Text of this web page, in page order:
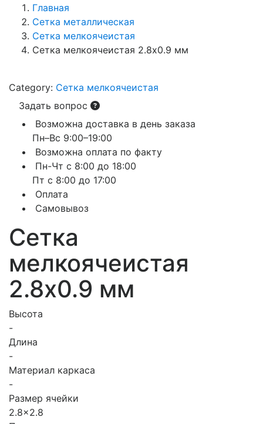
Главная
Сетка металлическая
Сетка мелкоячеистая
Сетка мелкоячеистая 2.8х0.9 мм
Category: Сетка мелкоячеистая
Задать вопрос
Возможна доставка в день заказа
Пн–Вс 9:00–19:00
Возможна оплата по факту
Пн-Чт с 8:00 до 18:00
Пт с 8:00 до 17:00
Оплата
Самовывоз
Сетка
мелкоячеистая
2.8х0.9 мм
Высота
-
Длина
-
Материал каркаса
-
Размер ячейки
2.8x2.8